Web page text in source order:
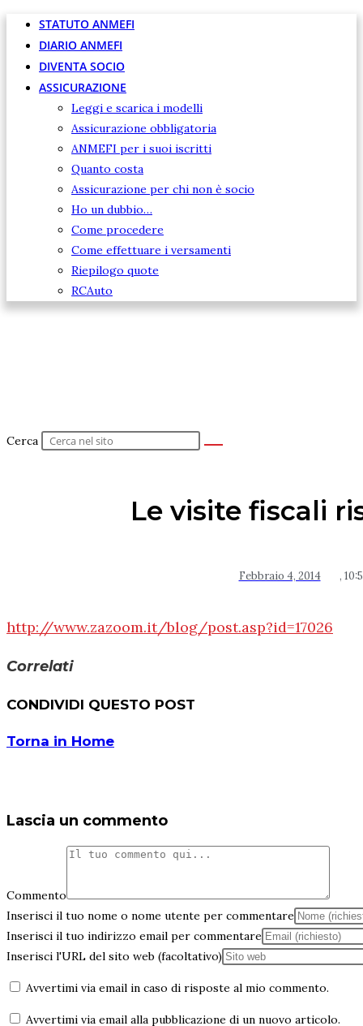
STATUTO ANMEFI
DIARIO ANMEFI
DIVENTA SOCIO
ASSICURAZIONE
Leggi e scarica i modelli
Assicurazione obbligatoria
ANMEFI per i suoi iscritti
Quanto costa
Assicurazione per chi non è socio
Ho un dubbio…
Come procedere
Come effettuare i versamenti
Riepilogo quote
RCAuto
Cerca
Le visite fiscali
Febbraio 4, 2014 ,
http://www.zazoom.it/blog/post.asp?id=17026
Correlati
CONDIVIDI QUESTO POST
Torna in Home
Lascia un commento
Commento
Inserisci il tuo nome o nome utente per commentare
Inserisci il tuo indirizzo email per commentare
Inserisci l'URL del sito web (facoltativo)
Avvertimi via email in caso di risposte al mio commento.
Avvertimi via email alla pubblicazione di un nuovo articolo.